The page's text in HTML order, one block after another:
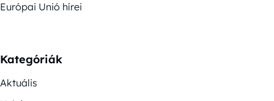
Európai Unió hírei
Kategóriák
Aktuális